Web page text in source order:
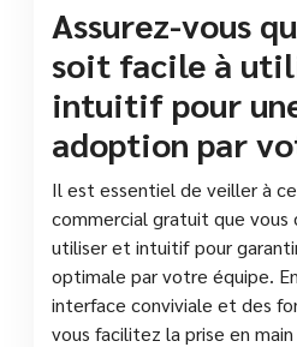
Assurez-vous
soit facile à
intuitif pour
adoption par
Il est essentiel de veiller à
commercial gratuit que vous
utiliser et intuitif pour
optimale par votre équipe.
interface conviviale et des
vous facilitez la prise en